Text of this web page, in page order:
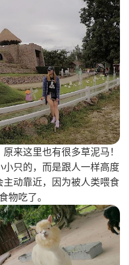
来这里也有很多草泥马！
只的，而是跟人一样高度
动靠近，因为被人类喂食
物吃了。